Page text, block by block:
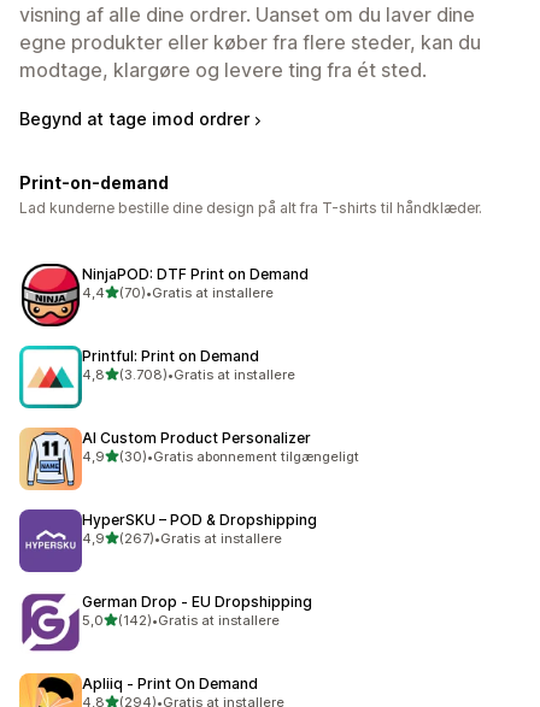
visning af alle dine ordrer. Uanset om du laver dine
egne produkter eller køber fra flere steder, kan du
modtage, klargøre og levere ting fra ét sted.
Begynd at tage imod ordrer
Print-on-demand
Lad kunderne bestille dine design på alt fra T-shirts til håndklæder.
NinjaPOD: DTF Print on Demand
4,4ud af 5 stjerner
(70)
70 anmeldelser i alt
•Gratis at installere
Printful: Print on Demand
4,8ud af 5 stjerner
(3.708)
3708 anmeldelser i alt
•Gratis at installere
AI Custom Product Personalizer
4,9ud af 5 stjerner
(30)
30 anmeldelser i alt
•Gratis abonnement tilgængeligt
HyperSKU – POD & Dropshipping
4,9ud af 5 stjerner
(267)
267 anmeldelser i alt
•Gratis at installere
German Drop ‑ EU Dropshipping
5,0ud af 5 stjerner
(142)
142 anmeldelser i alt
•Gratis at installere
Apliiq ‑ Print On Demand
4,8ud af 5 stjerner
(294)•Gratis at installere